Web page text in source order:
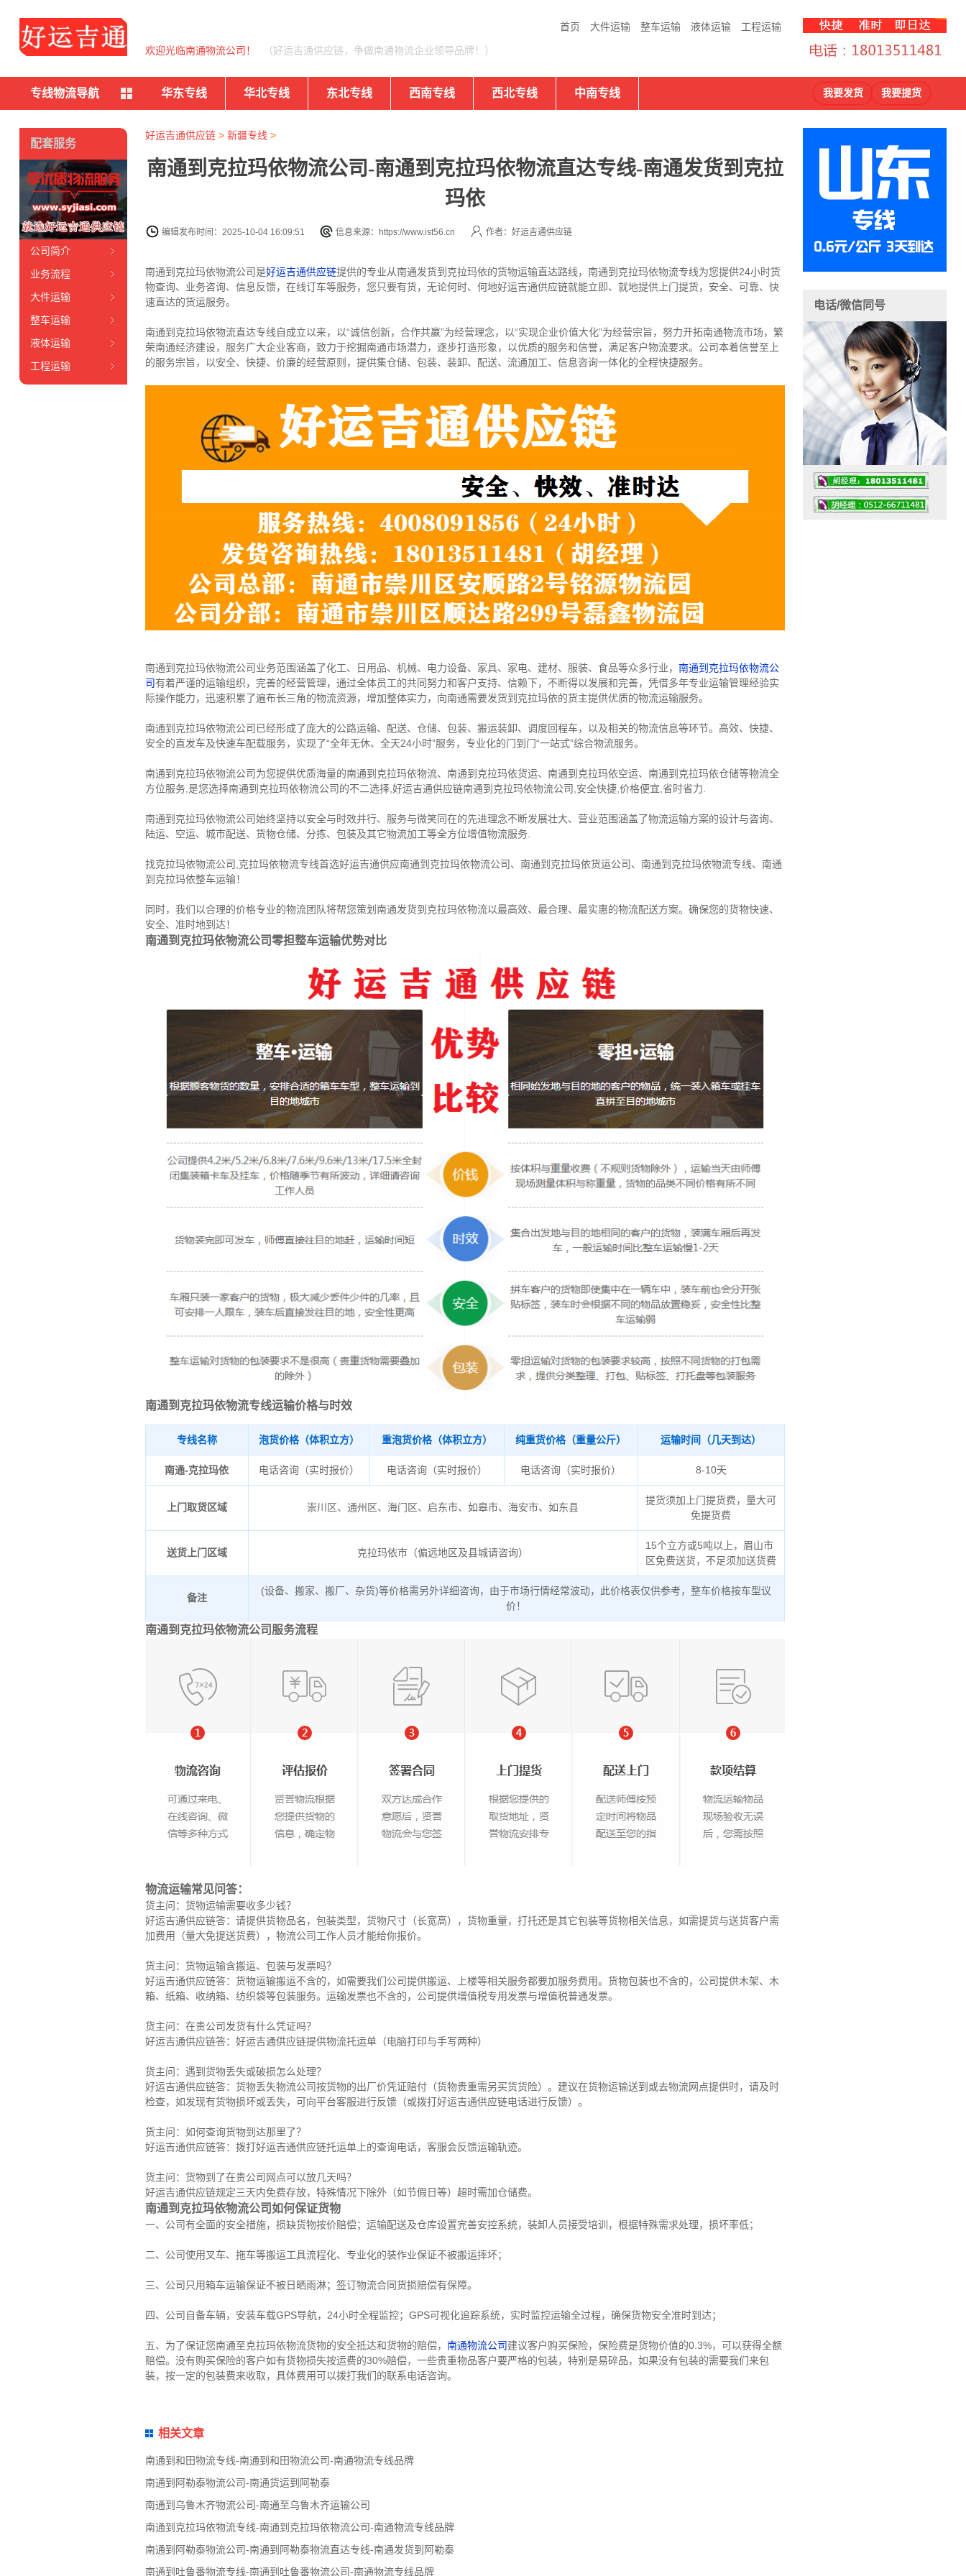
首页 大件运输 整车运输 液体运输 工程运输
欢迎光临南通物流公司！ （好运吉通供应链，争做南通物流企业领导品牌！）
专线物流导航 华东专线 华北专线 东北专线 西南专线 西北专线 中南专线 我要发货 我要提货
好运吉通供应链> 新疆专线 >
南通到克拉玛依物流公司-南通到克拉玛依物流直达专线-南通发货到克拉
玛依
编辑发布时间：2025-10-04 16:09:51 信息来源：https://www.ist56.cn 作者：好运吉通供应链
南通到克拉玛依物流公司是好运吉通供应链提供的专业从南通发货到克拉玛依的货物运输直达路线，南通到克拉玛依物流专线为您提供24小时货
物查询、业务咨询、信息反馈，在线订车等服务，您只要有货，无论何时、何地好运吉通供应链就能立即、就地提供上门提货，安全、可靠、快
速直达的货运服务。
南通到克拉玛依物流直达专线自成立以来，以“诚信创新，合作共赢”为经营理念，以“实现企业价值大化”为经营宗旨，努力开拓南通物流市场，繁
荣南通经济建设，服务广大企业客商，致力于挖掘南通市场潜力，逐步打造形象，以优质的服务和信誉，满足客户物流要求。公司本着信誉至上
的服务宗旨，以安全、快捷、价廉的经营原则，提供集仓储、包装、装卸、配送、流通加工、信息咨询一体化的全程快捷服务。
南通到克拉玛依物流公司业务范围涵盖了化工、日用品、机械、电力设备、家具、家电、建材、服装、食品等众多行业， 南通到克拉玛依物流公
司有着严谨的运输组织，完善的经营管理，通过全体员工的共同努力和客户支持、信赖下，不断得以发展和完善，凭借多年专业运输管理经验实
际操作能力，迅速积累了遍布长三角的物流资源，增加整体实力，向南通需要发货到克拉玛依的货主提供优质的物流运输服务。
南通到克拉玛依物流公司已经形成了庞大的公路运输、配送、仓储、包装、搬运装卸、调度回程车，以及相关的物流信息等环节。高效、快捷、
安全的直发车及快速车配载服务，实现了“全年无休、全天24小时”服务，专业化的门到门“一站式”综合物流服务。
南通到克拉玛依物流公司为您提供优质海量的南通到克拉玛依物流、南通到克拉玛依货运、南通到克拉玛依空运、南通到克拉玛依仓储等物流全
方位服务,是您选择南通到克拉玛依物流公司的不二选择,好运吉通供应链南通到克拉玛依物流公司,安全快捷,价格便宜,省时省力.
南通到克拉玛依物流公司始终坚持以安全与时效并行、服务与微笑同在的先进理念不断发展壮大、营业范围涵盖了物流运输方案的设计与咨询、
陆运、空运、城市配送、货物仓储、分拣、包装及其它物流加工等全方位增值物流服务.
找克拉玛依物流公司,克拉玛依物流专线首选好运吉通供应南通到克拉玛依物流公司、南通到克拉玛依货运公司、南通到克拉玛依物流专线、南通
到克拉玛依整车运输！
同时，我们以合理的价格专业的物流团队将帮您策划南通发货到克拉玛依物流以最高效、最合理、最实惠的物流配送方案。确保您的货物快速、
安全、准时地到达！
南通到克拉玛依物流公司零担整车运输优势对比
南通到克拉玛依物流专线运输价格与时效
专线名称 泡货价格（体积立方） 重泡货价格（体积立方） 纯重货价格（重量公斤） 运输时间（几天到达）
南通-克拉玛依 电话咨询（实时报价） 电话咨询（实时报价） 电话咨询（实时报价） 8-10天
上门取货区域 崇川区、通州区、海门区、启东市、如皋市、海安市、如东县
提货须加上门提货费，量大可
免提货费
送货上门区域 克拉玛依市（偏远地区及县城请咨询）
15个立方或5吨以上，眉山市
区免费送货，不足须加送货费
备注
(设备、搬家、搬厂、杂货)等价格需另外详细咨询，由于市场行情经常波动，此价格表仅供参考，整车价格按车型议
价！
南通到克拉玛依物流公司服务流程
物流运输常见问答：
货主问：货物运输需要收多少钱？
好运吉通供应链答：请提供货物品名，包装类型，货物尺寸（长宽高），货物重量，打托还是其它包装等货物相关信息，如需提货与送货客户需
加费用（量大免提送货费），物流公司工作人员才能给你报价。
货主问：货物运输含搬运、包装与发票吗？
好运吉通供应链答：货物运输搬运不含的，如需要我们公司提供搬运、上楼等相关服务都要加服务费用。货物包装也不含的，公司提供木架、木
箱、纸箱、收纳箱、纺织袋等包装服务。运输发票也不含的，公司提供增值税专用发票与增值税普通发票。
货主问：在贵公司发货有什么凭证吗？
好运吉通供应链答：好运吉通供应链提供物流托运单（电脑打印与手写两种）
货主问：遇到货物丢失或破损怎么处理？
好运吉通供应链答：货物丢失物流公司按货物的出厂价凭证赔付（货物贵重需另买货货险）。建议在货物运输送到或去物流网点提供时，请及时
检查，如发现有货物损坏或丢失，可向平台客服进行反馈（或拨打好运吉通供应链电话进行反馈）。
货主问：如何查询货物到达那里了？
好运吉通供应链答：拨打好运吉通供应链托运单上的查询电话，客服会反馈运输轨迹。
货主问：货物到了在贵公司网点可以放几天吗？
好运吉通供应链规定三天内免费存放，特殊情况下除外（如节假日等）超时需加仓储费。
南通到克拉玛依物流公司如何保证货物
一、公司有全面的安全措施，损缺货物按价赔偿；运输配送及仓库设置完善安控系统，装卸人员接受培训，根据特殊需求处理，损坏率低；
二、公司使用叉车、拖车等搬运工具流程化、专业化的装作业保证不被搬运摔坏；
三、公司只用箱车运输保证不被日晒雨淋；签订物流合同货损赔偿有保障。
四、公司自备车辆，安装车载GPS导航，24小时全程监控；GPS可视化追踪系统，实时监控运输全过程，确保货物安全准时到达；
五、为了保证您南通至克拉玛依物流货物的安全抵达和货物的赔偿， 南通物流公司建议客户购买保险，保险费是货物价值的0.3%，可以获得全额
赔偿。没有购买保险的客户如有货物损失按运费的30%赔偿，一些贵重物品客户要严格的包装，特别是易碎品，如果没有包装的需要我们来包
装，按一定的包装费来收取，具体费用可以拨打我们的联系电话咨询。
相关文章
南通到和田物流专线-南通到和田物流公司-南通物流专线品牌
南通到阿勒泰物流公司-南通货运到阿勒泰
南通到乌鲁木齐物流公司-南通至乌鲁木齐运输公司
南通到克拉玛依物流专线-南通到克拉玛依物流公司-南通物流专线品牌
南通到阿勒泰物流公司-南通到阿勒泰物流直达专线-南通发货到阿勒泰
南通到吐鲁番物流专线-南通到吐鲁番物流公司-南通物流专线品牌
配套服务
公司简介
业务流程
大件运输
整车运输
液体运输
工程运输
电话/微信同号